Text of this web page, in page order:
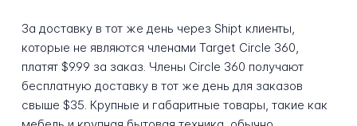
За доставку в тот же день через Shipt клиенты,
которые не являются членами Target Circle 360,
платят $9.99 за заказ. Члены Circle 360 получают
бесплатную доставку в тот же день для заказов
свыше $35. Крупные и габаритные товары, такие как